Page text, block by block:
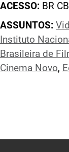
ACESSO: BR
ASSUNTOS:
Instituto
Brasileira de
Cinema Novo,